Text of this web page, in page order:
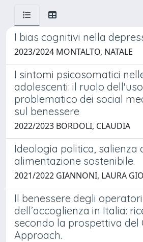
I bias cognitivi nella
2023/2024 MONTALTO, NATALE
I sintomi psicosomatici
adolescenti: il ruolo dell'uso
problematico dei social
sul benessere
2022/2023 BORDOLI, CLAUDIA
Ideologia politica, salienza
alimentazione sostenibile.
2021/2022 GIANNONI, LAURA
Il benessere degli
dell’accoglienza in Italia:
secondo la prospettiva del
Approach.